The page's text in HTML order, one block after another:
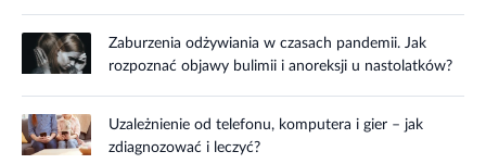
Zaburzenia odżywiania w czasach pandemii. Jak
rozpoznać objawy bulimii i anoreksji u nastolatków?
Uzależnienie od telefonu, komputera i gier – jak
zdiagnozować i leczyć?